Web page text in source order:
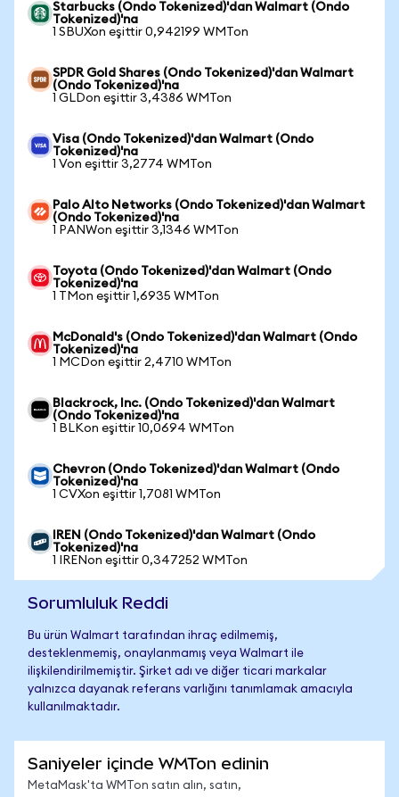
Starbucks (Ondo Tokenized)'dan Walmart (Ondo
Tokenized)'na
1 SBUXon eşittir 0,942199 WMTon
SPDR Gold Shares (Ondo Tokenized)'dan Walmart
(Ondo Tokenized)'na
1 GLDon eşittir 3,4386 WMTon
Visa (Ondo Tokenized)'dan Walmart (Ondo
Tokenized)'na
1 Von eşittir 3,2774 WMTon
Palo Alto Networks (Ondo Tokenized)'dan Walmart
(Ondo Tokenized)'na
1 PANWon eşittir 3,1346 WMTon
Toyota (Ondo Tokenized)'dan Walmart (Ondo
Tokenized)'na
1 TMon eşittir 1,6935 WMTon
McDonald's (Ondo Tokenized)'dan Walmart (Ondo
Tokenized)'na
1 MCDon eşittir 2,4710 WMTon
Blackrock, Inc. (Ondo Tokenized)'dan Walmart
(Ondo Tokenized)'na
1 BLKon eşittir 10,0694 WMTon
Chevron (Ondo Tokenized)'dan Walmart (Ondo
Tokenized)'na
1 CVXon eşittir 1,7081 WMTon
IREN (Ondo Tokenized)'dan Walmart (Ondo
Tokenized)'na
1 IRENon eşittir 0,347252 WMTon
Sorumluluk Reddi
Bu ürün Walmart tarafından ihraç edilmemiş,
desteklenmemiş, onaylanmamış veya Walmart ile
ilişkilendirilmemiştir. Şirket adı ve diğer ticari markalar
yalnızca dayanak referans varlığını tanımlamak amacıyla
kullanılmaktadır.
Saniyeler içinde WMTon edinin
MetaMask'ta WMTon satın alın, satın,